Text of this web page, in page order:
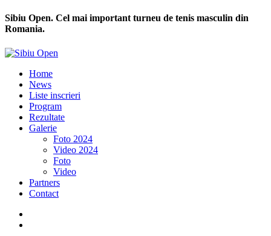
Sibiu Open. Cel mai important turneu de tenis masculin din
Romania.
Home
News
Liste inscrieri
Program
Rezultate
Galerie
Foto 2024
Video 2024
Foto
Video
Partners
Contact